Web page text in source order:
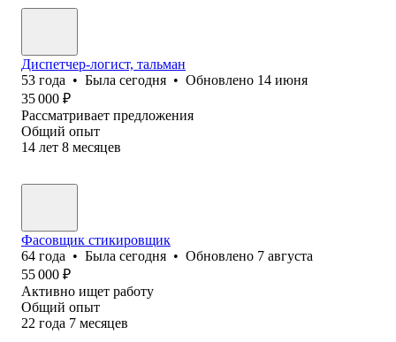
Диспетчер-логист, тальман
53 года • Была сегодня • Обновлено 14 июня
35 000 ₽
Рассматривает предложения
Общий опыт
14 лет 8 месяцев
Фасовщик стикировщик
64 года • Была сегодня • Обновлено 7 августа
55 000 ₽
Активно ищет работу
Общий опыт
22 года 7 месяцев